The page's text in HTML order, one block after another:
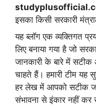
इसका किसी सरकारी
यह ब्लॉग एक व्यक्तिगत
लिए बनाया गया है जो
जानकारी के बारे में सटीक
चाहते हैं। हमारी टीम यह
हर लेख में आपको सटीक
संभावना से इंकार नहीं